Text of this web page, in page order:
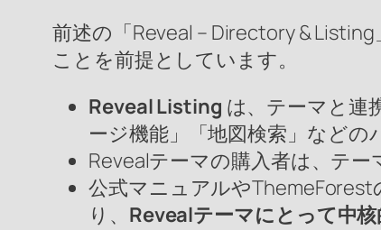
前述の「Reveal – Directory &
ことを前提としています。
Reveal Listing は、テーマと連
ージ機能」「地図検索」などの
Revealテーマの購入者は、テ
公式マニュアルやThemeForest
り、 Revealテーマにとって中